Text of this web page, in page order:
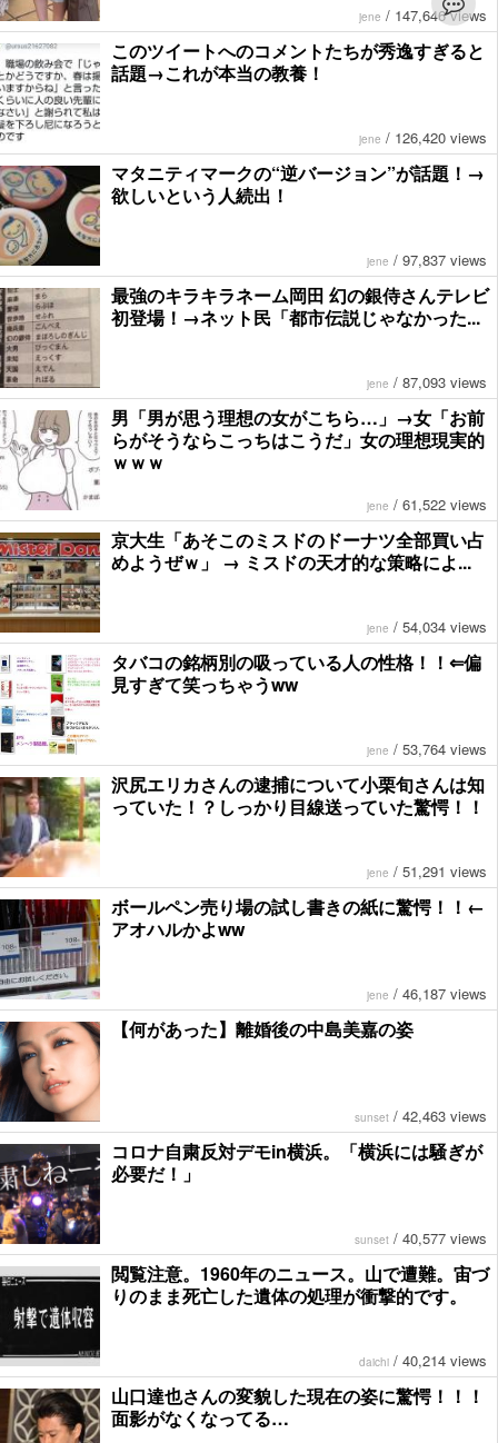
jene / 147,646 views
このツイートへのコメントたちが秀逸すぎると
話題→これが本当の教養！
jene / 126,420 views
マタニティマークの“逆バージョン”が話題！→
欲しいという人続出！
jene / 97,837 views
最強のキラキラネーム岡田 幻の銀侍さんテレビ
初登場！→ネット民「都市伝説じゃなかった...
jene / 87,093 views
男「男が思う理想の女がこちら…」→女「お前
らがそうならこっちはこうだ」女の理想現実的
ｗｗｗ
jene / 61,522 views
京大生「あそこのミスドのドーナツ全部買い占
めようぜｗ」 → ミスドの天才的な策略によ...
jene / 54,034 views
タバコの銘柄別の吸っている人の性格！！⇐偏
見すぎて笑っちゃうww
jene / 53,764 views
沢尻エリカさんの逮捕について小栗旬さんは知
っていた！？しっかり目線送っていた驚愕！！
jene / 51,291 views
ボールペン売り場の試し書きの紙に驚愕！！←
アオハルかよww
jene / 46,187 views
【何があった】離婚後の中島美嘉の姿
sunset / 42,463 views
コロナ自粛反対デモin横浜。「横浜には騒ぎが
必要だ！」
sunset / 40,577 views
閲覧注意。1960年のニュース。山で遭難。宙づ
りのまま死亡した遺体の処理が衝撃的です。
daichi / 40,214 views
山口達也さんの変貌した現在の姿に驚愕！！！
面影がなくなってる…